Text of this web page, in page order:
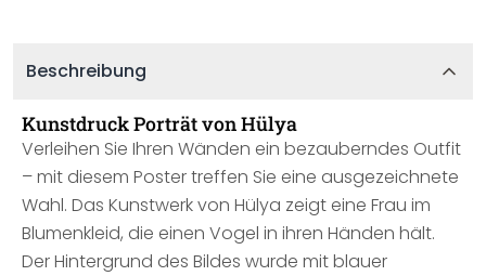
Beschreibung
Kunstdruck Porträt von Hülya
Verleihen Sie Ihren Wänden ein bezauberndes Outfit
– mit diesem Poster treffen Sie eine ausgezeichnete
Wahl. Das Kunstwerk von Hülya zeigt eine Frau im
Blumenkleid, die einen Vogel in ihren Händen hält.
Der Hintergrund des Bildes wurde mit blauer